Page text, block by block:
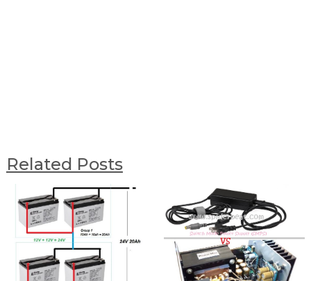
Related Posts